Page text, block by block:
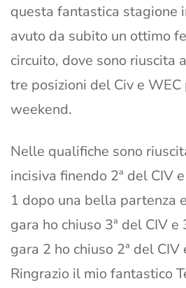
questa fantastica stagione
avuto da subito un ottimo
circuito, dove sono riuscita
tre posizioni del Civ e
weekend.
Nelle qualifiche sono
incisiva finendo 2ª del CIV
1 dopo una bella partenza
gara ho chiuso 3ª del CIV e
gara 2 ho chiuso 2ª del CIV
Ringrazio il mio fantastico